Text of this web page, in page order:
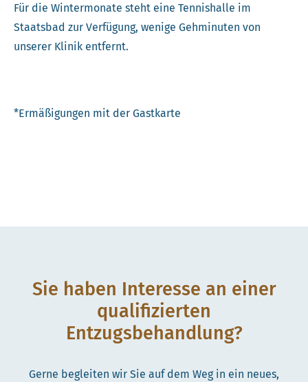
Für die Wintermonate steht eine Tennishalle im
Staatsbad zur Verfügung, wenige Gehminuten von
unserer Klinik entfernt.
*Ermäßigungen mit der Gastkarte
Sie haben Interesse an einer
qualifizierten
Entzugsbehandlung?
Gerne begleiten wir Sie auf dem Weg in ein neues,